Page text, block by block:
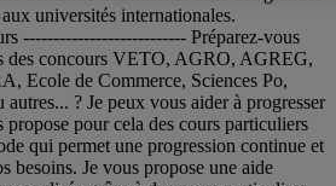
universités internationales.
--------------------------- Préparez-vous
des concours VETO, AGRO, AGREG,
Ecole de Commerce, Sciences Po,
? Je peux vous aider à progresser
propose pour cela des cours particuliers
qui permet une progression continue et
besoins. Je vous propose une aide